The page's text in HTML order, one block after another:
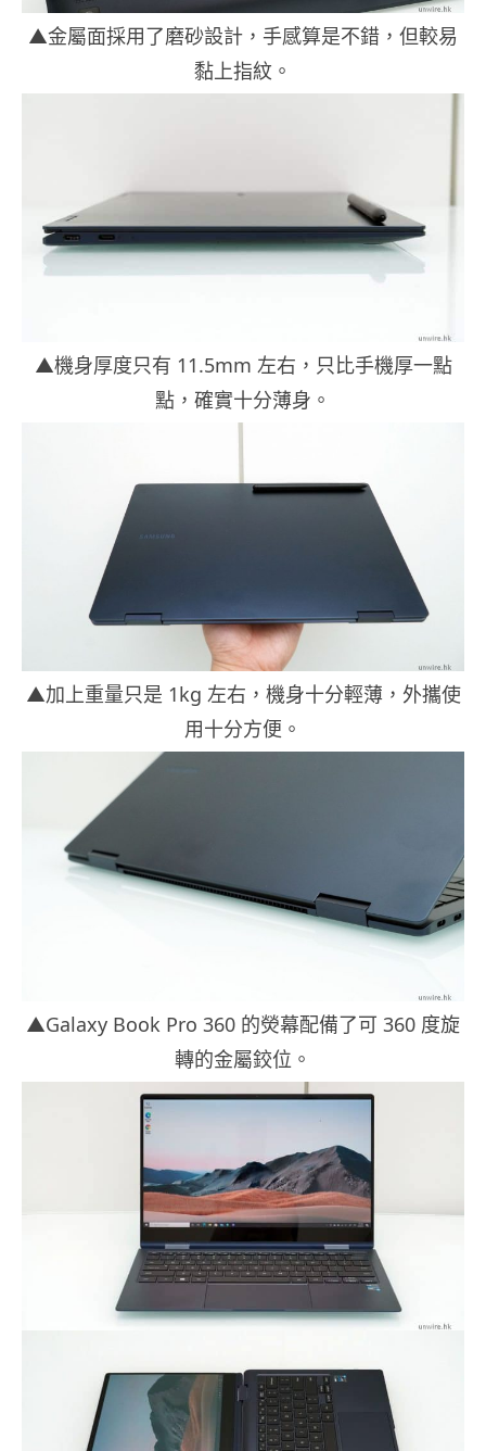
▲金屬面採用了磨砂設計，手感算是不錯，但較易
黏上指紋。
▲機身厚度只有 11.5mm 左右，只比手機厚一點
點，確實十分薄身。
▲加上重量只是 1kg 左右，機身十分輕薄，外攜使
用十分方便。
▲Galaxy Book Pro 360 的熒幕配備了可 360 度旋
轉的金屬鉸位。